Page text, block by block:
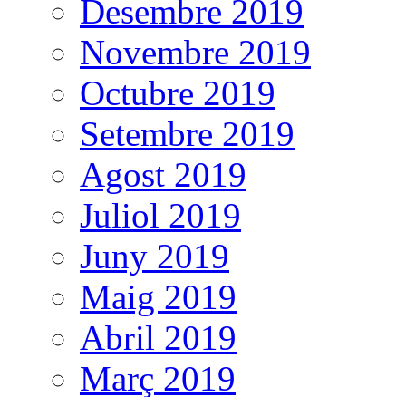
Desembre 2019
Novembre 2019
Octubre 2019
Setembre 2019
Agost 2019
Juliol 2019
Juny 2019
Maig 2019
Abril 2019
Març 2019